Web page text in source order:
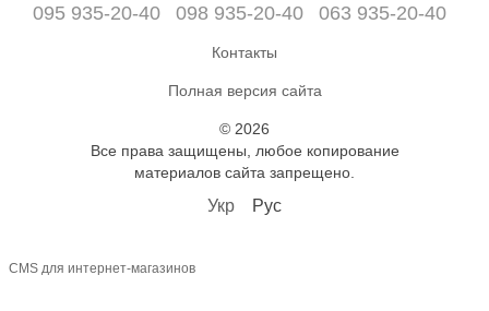
095 935-20-40 098 935-20-40 063 935-20-40
Контакты
Полная версия сайта
© 2026
Все права защищены, любое копирование
материалов сайта запрещено.
Укр Рус
CMS для интернет-магазинов